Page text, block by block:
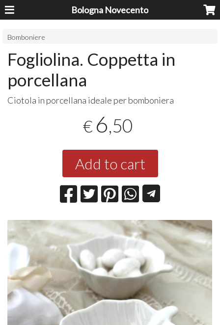
Bologna Novecento
Bomboniere
Fogliolina. Coppetta in
porcellana
Ciotola in porcellana ideale per bomboniera
€ 6,50
Add to cart